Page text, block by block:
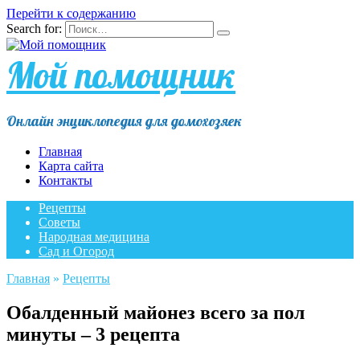
Перейти к содержанию
Search for:
Мой помощник
Онлайн энциклопедия для домохозяек
Главная
Карта сайта
Контакты
Рецепты
Советы
Народная медицина
Сад и Огород
Главная » Рецепты
Обалденный майонез всего за пол
минуты – 3 рецепта